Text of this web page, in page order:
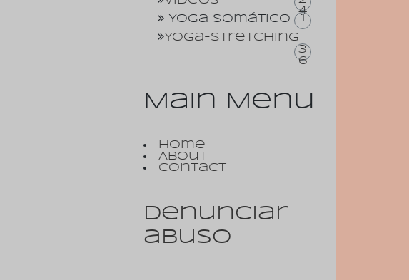
4
Yoga somático
1
Yoga-Stretching
3
6
Main Menu
Home
About
Contact
Denunciar
abuso